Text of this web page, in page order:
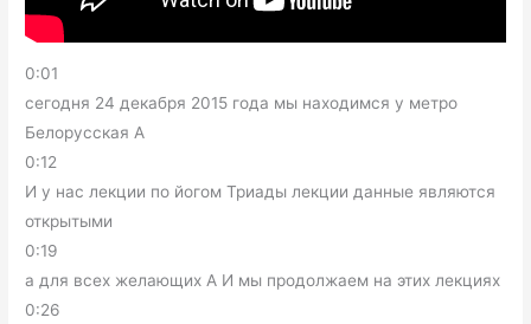
0:01
сегодня 24 декабря 2015 года мы находимся у метро
Белорусская А
0:12
И у нас лекции по йогом Триады лекции данные являются
открытыми
0:19
а для всех желающих А И мы продолжаем на этих лекциях
0:26